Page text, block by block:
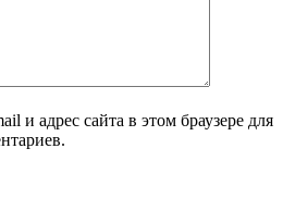
и адрес сайта в этом браузере для